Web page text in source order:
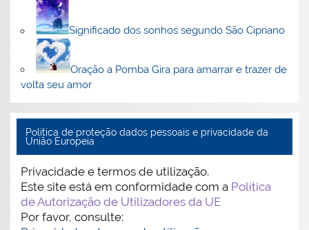
Significado dos sonhos segundo São Cipriano
Oração a Pomba Gira para amarrar e trazer de
volta seu amor
Politica de proteção dados pessoais e privacidade da
União Europeia
Privacidade e termos de utilização.
Este site está em conformidade com a Política
de Autorização de Utilizadores da UE
Por favor, consulte: